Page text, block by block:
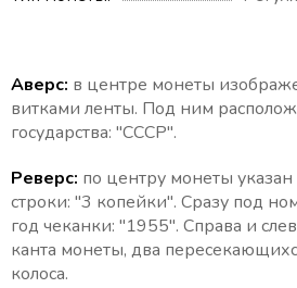
Аверс: в центре монеты
витками ленты. Под ним
государства: "СССР".
Реверс: по центру монеты
строки: "3 копейки". Сразу под
год чеканки: "1955". Справа и
канта монеты, два
колоса.